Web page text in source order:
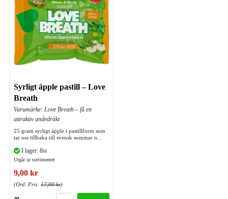
Syrligt äpple pastill – Love
Breath
Varumärke: Love Breath – få en
attraktiv andedräkt
25 gram syrligt äpple i pastillform som
tar oss tillbaka till svensk sommar n...
I lager: 8st
Utgår ur sortimentet
9,00 kr
(Ord. Pris: 17,00 kr)